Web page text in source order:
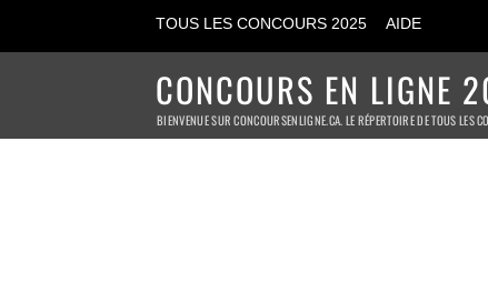
TOUS LES CONCOURS 2025 AIDE
CONCOURS EN LIGNE
BIENVENUE SUR CONCOURSENLIGNE.CA. LE RÉPERTOIRE DE TOUS